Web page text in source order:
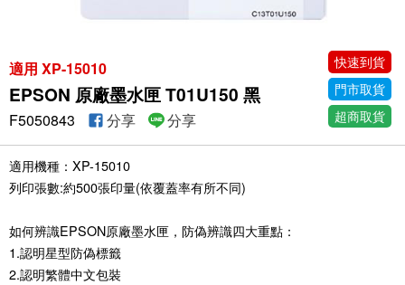
適用 XP-15010
EPSON 原廠墨水匣 T01U150 黑
快速到貨
門市取貨
超商取貨
F5050843 分享 分享
適用機種：XP-15010
列印張數:約500張印量(依覆蓋率有所不同)
如何辨識EPSON原廠墨水匣，防偽辨識四大重點：
1.認明星型防偽標籤
2.認明繁體中文包裝